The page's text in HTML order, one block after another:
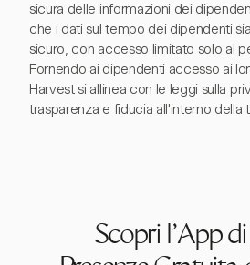
sicura delle informazioni dei
che i dati sul tempo dei dipendenti
sicuro, con accesso limitato solo al
Fornendo ai dipendenti accesso ai
Harvest si allinea con le leggi sulla
trasparenza e fiducia all'interno della
Scopri l'App